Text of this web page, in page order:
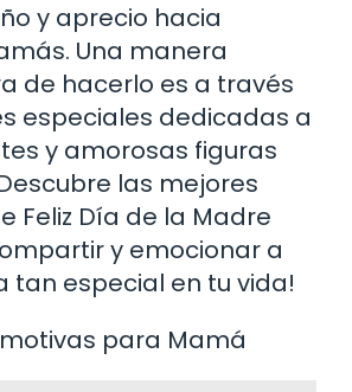
y aprecio hacia
Una manera
de hacerlo es a través
especiales dedicadas a
y amorosas figuras
las mejores
Feliz Día de la Madre
y emocionar a
tan especial en tu vida!
para Mamá